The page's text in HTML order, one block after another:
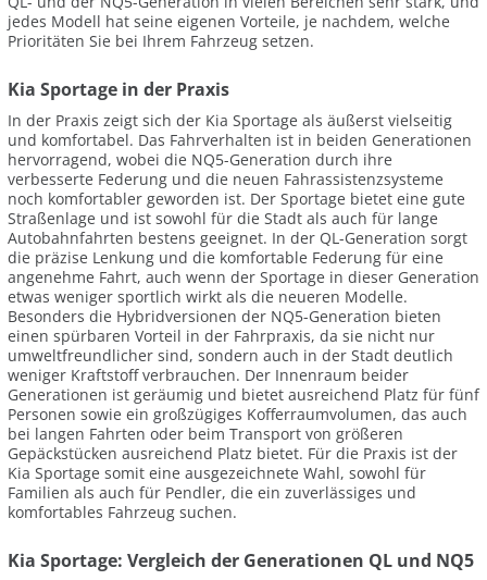
jedes Modell hat seine eigenen Vorteile, je nachdem, welche
Prioritäten Sie bei Ihrem Fahrzeug setzen.
Kia Sportage in der Praxis
In der Praxis zeigt sich der Kia Sportage als äußerst vielseitig
und komfortabel. Das Fahrverhalten ist in beiden Generationen
hervorragend, wobei die NQ5-Generation durch ihre
verbesserte Federung und die neuen Fahrassistenzsysteme
noch komfortabler geworden ist. Der Sportage bietet eine gute
Straßenlage und ist sowohl für die Stadt als auch für lange
Autobahnfahrten bestens geeignet. In der QL-Generation sorgt
die präzise Lenkung und die komfortable Federung für eine
angenehme Fahrt, auch wenn der Sportage in dieser Generation
etwas weniger sportlich wirkt als die neueren Modelle.
Besonders die Hybridversionen der NQ5-Generation bieten
einen spürbaren Vorteil in der Fahrpraxis, da sie nicht nur
umweltfreundlicher sind, sondern auch in der Stadt deutlich
weniger Kraftstoff verbrauchen. Der Innenraum beider
Generationen ist geräumig und bietet ausreichend Platz für fünf
Personen sowie ein großzügiges Kofferraumvolumen, das auch
bei langen Fahrten oder beim Transport von größeren
Gepäckstücken ausreichend Platz bietet. Für die Praxis ist der
Kia Sportage somit eine ausgezeichnete Wahl, sowohl für
Familien als auch für Pendler, die ein zuverlässiges und
komfortables Fahrzeug suchen.
Kia Sportage: Vergleich der Generationen QL und NQ5